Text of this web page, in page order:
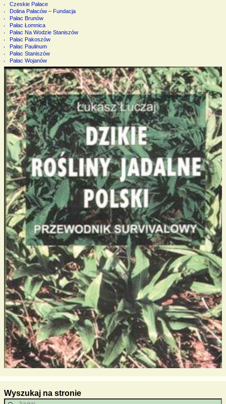
Czeskie Pałace
Dolina Pałaców – Fundacja
Pałac Brunów
Pałac Łomnica
Pałac Na Wodzie Staniszów
Pałac Pakoszów
Pałac Paulinum
Pałac Staniszów
Pałac Wojanów
Wyszukaj na stronie